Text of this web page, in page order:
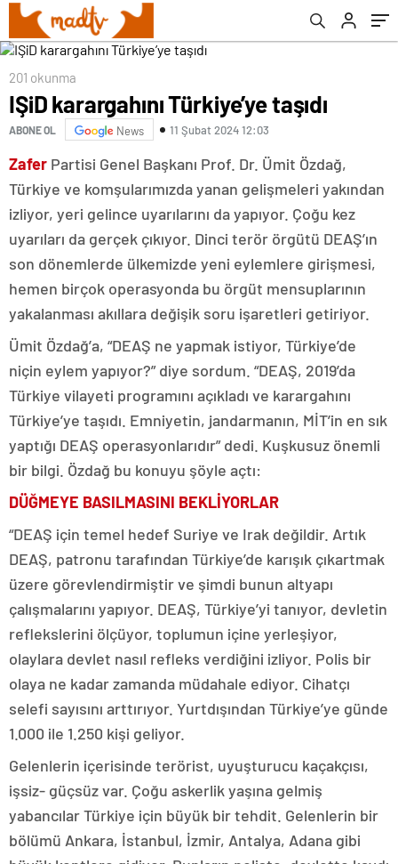
201 okunma
IŞiD karargahını Türkiye’ye taşıdı
ABONE OL News 11 Şubat 2024 12:03
Zafer Partisi Genel Başkanı Prof. Dr. Ümit Özdağ,
Türkiye ve komşularımızda yanan gelişmeleri yakından
izliyor, yeri gelince uyarılarını da yapıyor. Çoğu kez
uyarıları da gerçek çıkıyor. Dinci terör örgütü DEAŞ’ın
son dönemlerde ülkemizde yeni eylemlere girişmesi,
hemen birçok operasyonda bu örgüt mensuplarının
yakalanması akıllara değişik soru işaretleri getiriyor.
Ümit Özdağ’a, “DEAŞ ne yapmak istiyor, Türkiye’de
niçin eylem yapıyor?” diye sordum. “DEAŞ, 2019’da
Türkiye vilayeti programını açıkladı ve karargahını
Türkiye’ye taşıdı. Emniyetin, jandarmanın, MİT’in en sık
yaptığı DEAŞ operasyonlarıdır” dedi. Kuşkusuz önemli
bir bilgi. Özdağ bu konuyu şöyle açtı:
DÜĞMEYE BASILMASINI BEKLİYORLAR
“DEAŞ için temel hedef Suriye ve Irak değildir. Artık
DEAŞ, patronu tarafından Türkiye’de karışık çıkartmak
üzere görevlendirmiştir ve şimdi bunun altyapı
çalışmalarını yapıyor. DEAŞ, Türkiye’yi tanıyor, devletin
reflekslerini ölçüyor, toplumun içine yerleşiyor,
olaylara devlet nasıl refleks verdiğini izliyor. Polis bir
olaya ne kadar zamanda müdahale ediyor. Cihatçı
selefi sayısını arttırıyor. Yurtdışından Türkiye’ye günde
1.000 ile 1.250 kişi geliyor.
Gelenlerin içerisinde terörist, uyuşturucu kaçakçısı,
işsiz- güçsüz var. Çoğu askerlik yaşına gelmiş
yabancılar Türkiye için büyük bir tehdit. Gelenlerin bir
bölümü Ankara, İstanbul, İzmir, Antalya, Adana gibi